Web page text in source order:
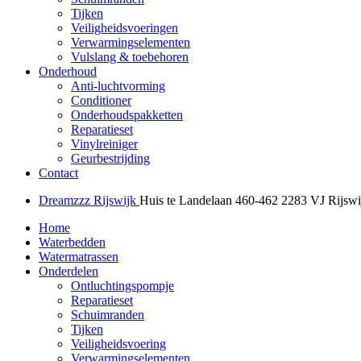
Tijken
Veiligheidsvoeringen
Verwarmingselementen
Vulslang & toebehoren
Onderhoud
Anti-luchtvorming
Conditioner
Onderhoudspakketten
Reparatieset
Vinylreiniger
Geurbestrijding
Contact
Dreamzzz Rijswijk Huis te Landelaan 460-462 2283 VJ
Home
Waterbedden
Watermatrassen
Onderdelen
Ontluchtingspompje
Reparatieset
Schuimranden
Tijken
Veiligheidsvoering
Verwarmingselementen